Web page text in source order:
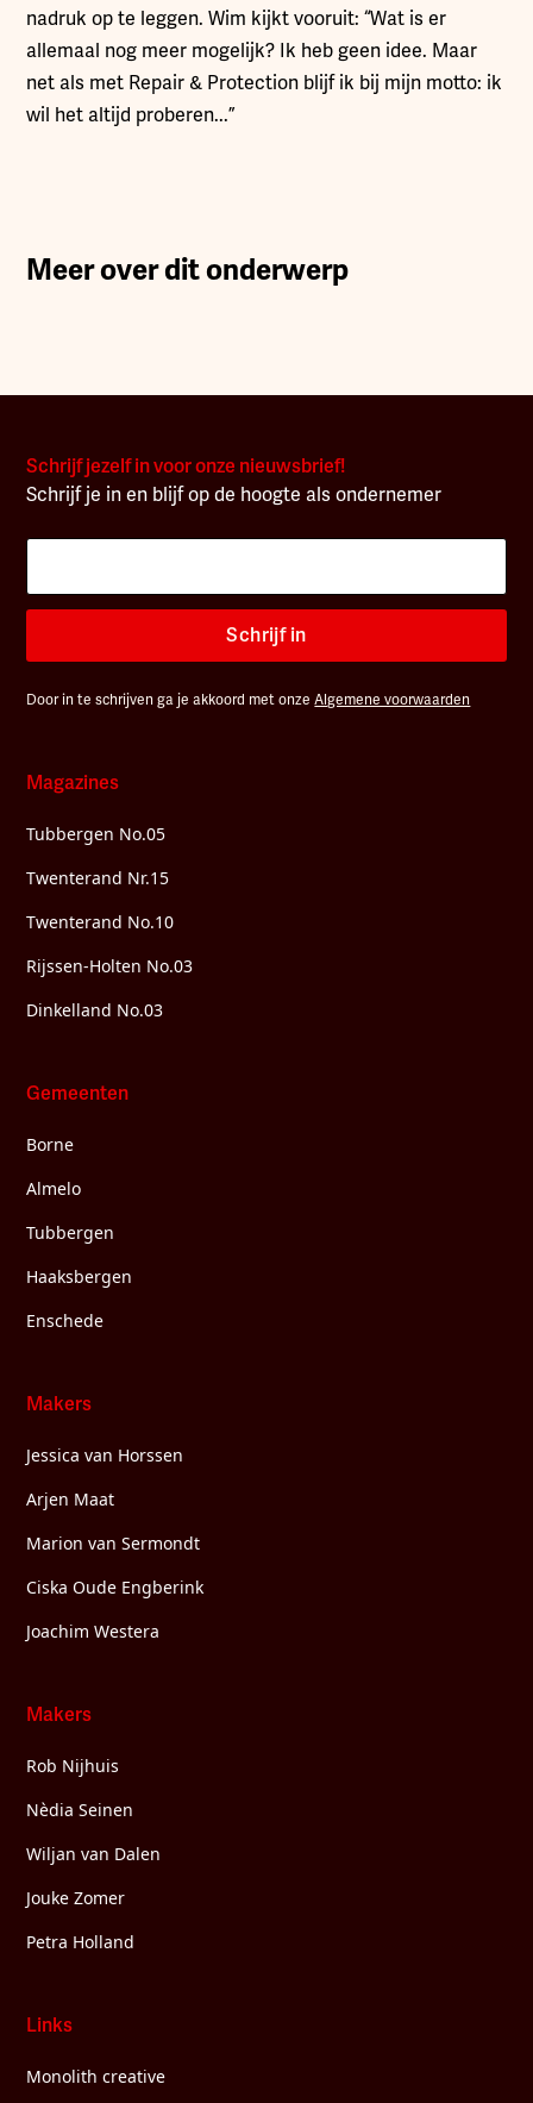
nadruk op te leggen. Wim kijkt vooruit: “Wat is er
allemaal nog meer mogelijk? Ik heb geen idee. Maar
net als met Repair & Protection blijf ik bij mijn motto: ik
wil het altijd proberen...”
Meer over dit onderwerp
Schrijf jezelf in voor onze nieuwsbrief!
Schrijf je in en blijf op de hoogte als ondernemer
Schrijf in
Door in te schrijven ga je akkoord met onzeAlgemene voorwaarden
Magazines
Tubbergen No.05
Twenterand Nr.15
Twenterand No.10
Rijssen-Holten No.03
Dinkelland No.03
Gemeenten
Borne
Almelo
Tubbergen
Haaksbergen
Enschede
Makers
Jessica van Horssen
Arjen Maat
Marion van Sermondt
Ciska Oude Engberink
Joachim Westera
Makers
Rob Nijhuis
Nèdia Seinen
Wiljan van Dalen
Jouke Zomer
Petra Holland
Links
Monolith creative